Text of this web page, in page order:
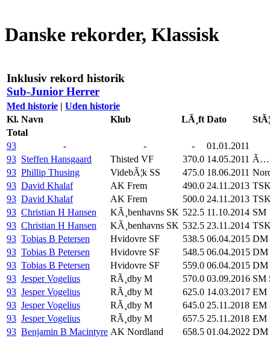
Danske rekorder, Klassisk
Inklusiv rekord historik
Sub-Junior Herrer
Med historie | Uden historie
Kl. Navn Klub LÃ¸ft Dato
Total
93
- - -
01.01.2011
93 Steffen Hansgaard Thisted VF 370.0 14.05.2011
93 Phillip Thusing VidebÃ¦k SS 475.0 18.06.2011
93 David Khalaf AK Frem 490.0 24.11.2013
93 David Khalaf AK Frem 500.0 24.11.2013
93 Christian H Hansen KÃ¸benhavns SK 522.5 11.10.2014 SM
93 Christian H Hansen KÃ¸benhavns SK 532.5 23.11.2014
93 Tobias B Petersen Hvidovre SF 538.5 06.04.2015 DM
93 Tobias B Petersen Hvidovre SF 548.5 06.04.2015 DM
93 Tobias B Petersen Hvidovre SF 559.0 06.04.2015 DM
93 Jesper Vogelius RÃ¸dby M 570.0 03.09.2016 SM
93 Jesper Vogelius RÃ¸dby M 625.0 14.03.2017 EM
93 Jesper Vogelius RÃ¸dby M 645.0 25.11.2018 EM
93 Jesper Vogelius RÃ¸dby M 657.5 25.11.2018 EM
93 Benjamin B Macintyre AK Nordland 658.5 01.04.2022 DM